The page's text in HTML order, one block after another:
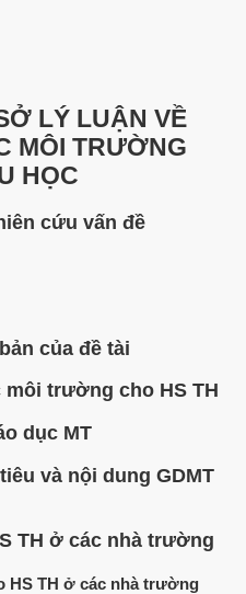
LÝ LUẬN VỀ
MÔI TRƯỜNG
HỌC
cứu vấn đề
của đề tài
trường cho HS TH
dục MT
và nội dung GDMT
TH ở các nhà trường
HS TH ở các nhà trường